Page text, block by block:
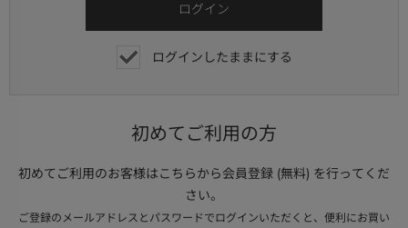
ログインしたままにする
初めてご利用の方
初めてご利用のお客様はこちらから会員登録 (無料) を行ってくだ
さい。
ご登録のメールアドレスとパスワードでログインいただくと、便利にお買い